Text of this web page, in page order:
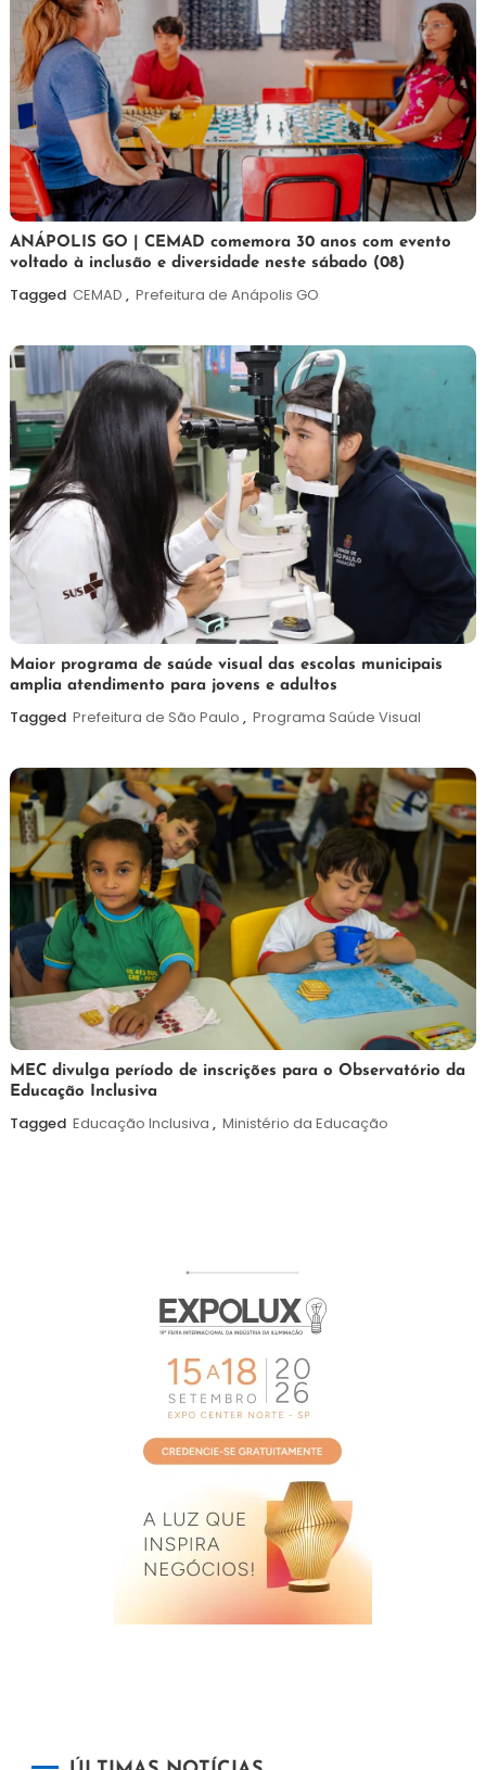
7
de
agosto
Maurilio
ANÁPOLIS GO | CEMAD comemora 30 anos com evento
voltado à inclusão e diversidade neste sábado (08)
Tagged CEMAD , Prefeitura de Anápolis GO
7
de
agosto
Maurilio
Maior programa de saúde visual das escolas municipais
amplia atendimento para jovens e adultos
Tagged Prefeitura de São Paulo , Programa Saúde Visual
7
de
agosto
Maurilio
MEC divulga período de inscrições para o Observatório da
Educação Inclusiva
Tagged Educação Inclusiva , Ministério da Educação